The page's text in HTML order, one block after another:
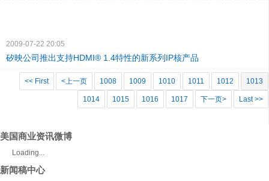
2009-07-22 20:05
矽映公司推出支持HDMI® 1.4特性的新系列IP核产品
<< First <上一页 1008 1009 1010 1011 1012 1013
1014 1015 1016 1017 下一页> Last >>
美国商业资讯微博
Loading...
新闻稿中心